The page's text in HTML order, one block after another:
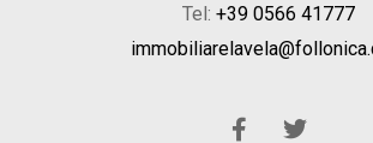
Tel: +39 0566 41777